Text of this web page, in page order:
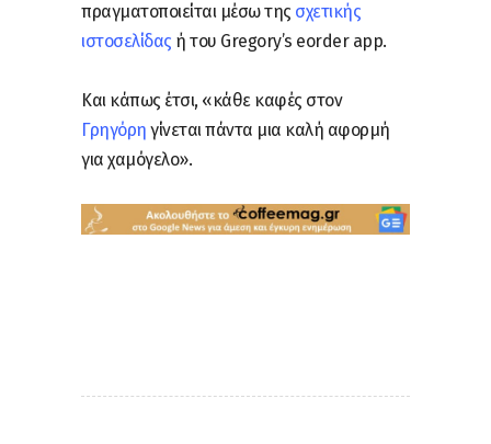
πραγματοποιείται μέσω της σχετικής
ιστοσελίδας ή του Gregory’s eorder app.
Και κάπως έτσι, «κάθε καφές στον
Γρηγόρη γίνεται πάντα μια καλή αφορμή
για χαμόγελο».